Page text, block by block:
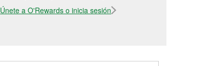
Únete a O'Rewards o inicia sesión